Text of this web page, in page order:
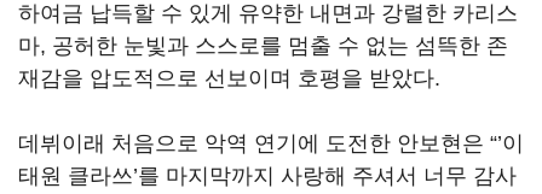
하여금 납득할 수 있게 유약한 내면과 강렬한 카리스
마, 공허한 눈빛과 스스로를 멈출 수 없는 섬뜩한 존
재감을 압도적으로 선보이며 호평을 받았다.
데뷔이래 처음으로 악역 연기에 도전한 안보현은 “’이
태원 클라쓰’를 마지막까지 사랑해 주셔서 너무 감사